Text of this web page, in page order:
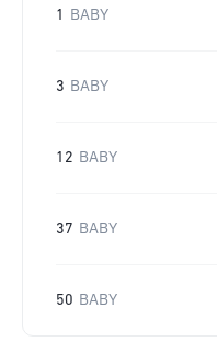
1 BABY
3 BABY
12 BABY
37 BABY
50 BABY